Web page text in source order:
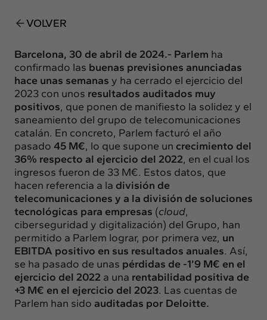
VOLVER
Barcelona, 30 de abril de 2024.- Parlem ha
confirmado las buenas previsiones anunciadas
hace unas semanas y ha cerrado el ejercicio del
2023 con unos resultados auditados muy
positivos, que ponen de manifiesto la solidez y el
saneamiento del grupo de telecomunicaciones
catalán. En concreto, Parlem facturó el año
pasado 45 M€, lo que supone un crecimiento del
36% respecto al ejercicio del 2022, en el cual los
ingresos fueron de 33 M€. Estos datos, que
hacen referencia a la división de
telecomunicaciones y a la división de soluciones
tecnológicas para empresas (cloud,
ciberseguridad y digitalización) del Grupo, han
permitido a Parlem lograr, por primera vez, un
EBITDA positivo en sus resultados anuales. Así,
se ha pasado de unas pérdidas de -1’9 M€ en el
ejercicio del 2022 a una rentabilidad positiva de
+3 M€ en el ejercicio del 2023. Las cuentas de
Parlem han sido auditadas por Deloitte.